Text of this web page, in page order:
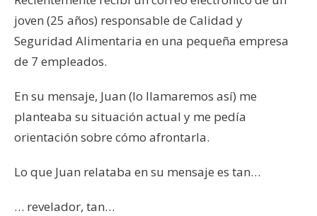
joven (25 años) responsable de Calidad y
Seguridad Alimentaria en una pequeña empresa
de 7 empleados.
En su mensaje, Juan (lo llamaremos así) me
planteaba su situación actual y me pedía
orientación sobre cómo afrontarla.
Lo que Juan relataba en su mensaje es tan…
… revelador, tan…